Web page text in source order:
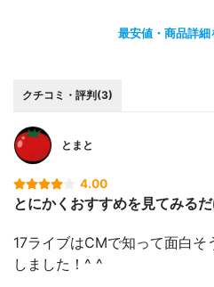
最安値・商品詳細
クチコミ・評判(3)
とまと
4.00
とにかくおすすめを見てみる
17ライブはCMで知って面白そ
しました！^ ^